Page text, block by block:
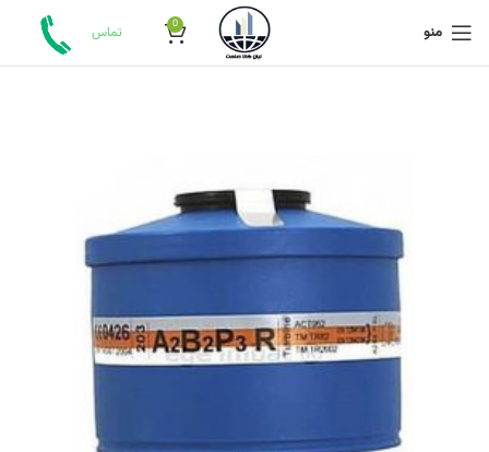
منو 0 تماس